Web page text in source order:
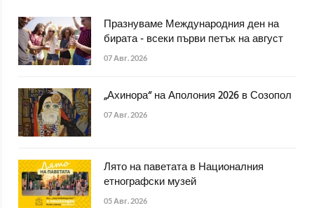
Празнуваме Международния ден на
бирата - всеки първи петък на август
07 Авг. 2026
„Ахинора“ на Аполония 2026 в Созопол
07 Авг. 2026
Лято на паветата в Националния
етнографски музей
05 Авг. 2026